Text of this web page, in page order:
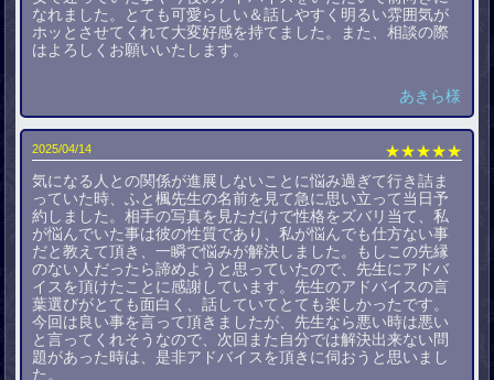
なれました。とても可愛らしい＆話しやすく明るい雰囲気が
ホッとさせてくれて大変好感を持てました。また、相談の際
はよろしくお願いいたします。
あきら様
2025/04/14
★★★★★
気になる人との関係が進展しないことに悩み過ぎて行き詰ま
っていた時、ふと楓先生の名前を見て急に思い立って当日予
約しました。相手の写真を見ただけで性格をズバリ当て、私
が悩んでいた事は彼の性質であり、私が悩んでも仕方ない事
だと教えて頂き、一瞬で悩みが解決しました。もしこの先縁
のない人だったら諦めようと思っていたので、先生にアドバ
イスを頂けたことに感謝しています。先生のアドバイスの言
葉選びがとても面白く、話していてとても楽しかったです。
今回は良い事を言って頂きましたが、先生なら悪い時は悪い
と言ってくれそうなので、次回また自分では解決出来ない問
題があった時は、是非アドバイスを頂きに伺おうと思いまし
た。